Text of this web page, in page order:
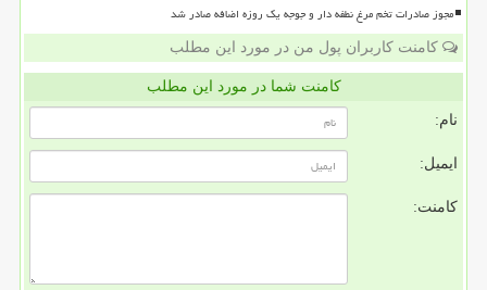
مجوز صادرات تخم مرغ نطفه دار و جوجه یک روزه اضافه صادر شد
کامنت کاربران پول من در مورد این مطلب
کامنت شما در مورد این مطلب
نام:
ایمیل:
کامنت: